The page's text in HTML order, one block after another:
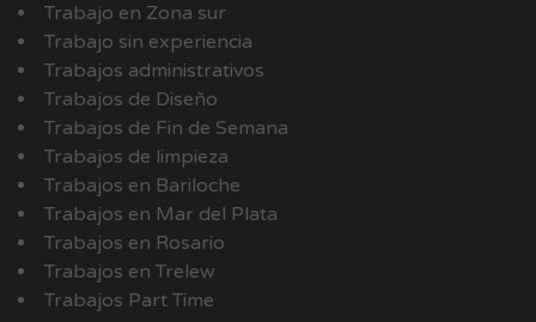
Trabajo en Zona sur
Trabajo sin experiencia
Trabajos administrativos
Trabajos de Diseño
Trabajos de Fin de Semana
Trabajos de limpieza
Trabajos en Bariloche
Trabajos en Mar del Plata
Trabajos en Rosario
Trabajos en Trelew
Trabajos Part Time